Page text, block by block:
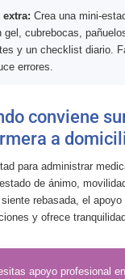
extra: Crea una mini-
gel, cubrebocas,
y un checklist diario.
errores.
conviene
a
para administrar
de ánimo,
rebasada, el apoyo
y ofrece
apoyo profesional